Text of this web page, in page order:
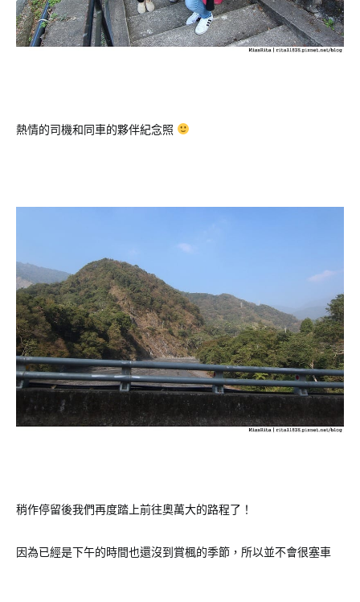
熱情的司機和同車的夥伴紀念照
稍作停留後我們再度踏上前往奧萬大的路程了！
因為已經是下午的時間也還沒到賞楓的季節，所以並不會很塞車